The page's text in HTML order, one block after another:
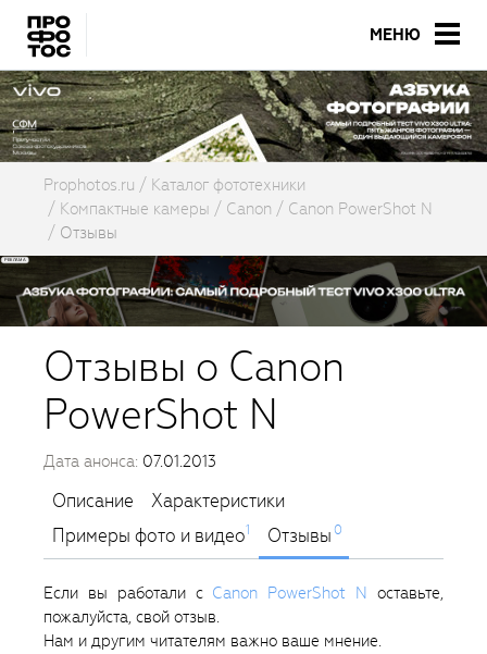
МЕНЮ
Prophotos.ru
Каталог фототехники
Компактные камеры
Canon
Canon PowerShot N
Отзывы
Отзывы о Canon
PowerShot N
Дата анонса: 07.01.2013
Описание
Характеристики
Примеры фото и видео1 Отзывы0
Если вы работали с Canon PowerShot N оставьте,
пожалуйста, свой отзыв.
Нам и другим читателям важно ваше мнение.